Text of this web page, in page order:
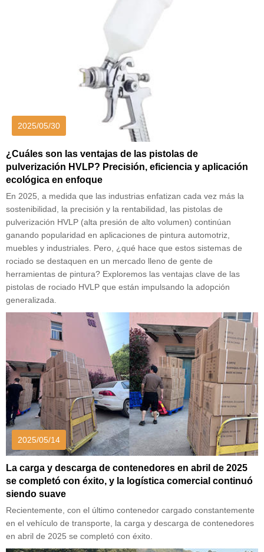
2025/05/30
¿Cuáles son las ventajas de las pistolas de
pulverización HVLP? Precisión, eficiencia y aplicación
ecológica en enfoque
En 2025, a medida que las industrias enfatizan cada vez más la
sostenibilidad, la precisión y la rentabilidad, las pistolas de
pulverización HVLP (alta presión de alto volumen) continúan
ganando popularidad en aplicaciones de pintura automotriz,
muebles y industriales. Pero, ¿qué hace que estos sistemas de
rociado se destaquen en un mercado lleno de gente de
herramientas de pintura? Exploremos las ventajas clave de las
pistolas de rociado HVLP que están impulsando la adopción
generalizada.
2025/05/14
La carga y descarga de contenedores en abril de 2025
se completó con éxito, y la logística comercial continuó
siendo suave
Recientemente, con el último contenedor cargado constantemente
en el vehículo de transporte, la carga y descarga de contenedores
en abril de 2025 se completó con éxito.